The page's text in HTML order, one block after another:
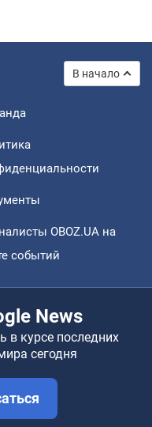
В начало
OBOZ.UA на
событий
News
в курсе последних
сегодня